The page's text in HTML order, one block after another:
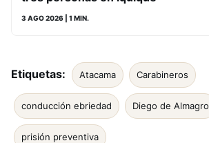
3 AGO 2026 | 1 MIN.
Etiquetas: Atacama Carabineros
conducción ebriedad Diego de Almagro
prisión preventiva